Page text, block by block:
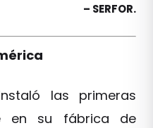
– SERFOR.
las primeras
en su fábrica de